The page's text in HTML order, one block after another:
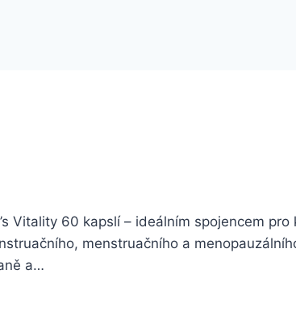
Vitality 60 kapslí – ideálním spojencem
menstruačního a
a…